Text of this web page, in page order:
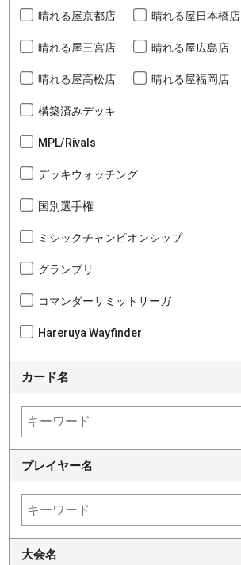
晴れる屋京都店 晴れる屋日本橋店
晴れる屋三宮店 晴れる屋広島店
晴れる屋高松店 晴れる屋福岡店
構築済みデッキ
MPL/Rivals
デッキウォッチング
国別選手権
ミシックチャンピオンシップ
グランプリ
コマンダーサミットサーガ
Hareruya Wayfinder
カード名
プレイヤー名
大会名